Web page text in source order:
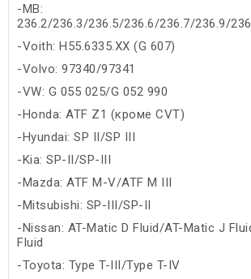
-MB:
236.2/236.3/236.5/236.6/236.7/236.9/
-Voith: H55.6335.XX (G 607)
-Volvo: 97340/97341
-VW: G 055 025/G 052 990
-Honda: ATF Z1 (кроме CVT)
-Hyundai: SP II/SP III
-Kia: SP-II/SP-III
-Mazda: ATF M-V/ATF M III
-Mitsubishi: SP-III/SP-II
-Nissan: AT-Matic D Fluid/AT-Matic J
Fluid
-Toyota: Type T-III/Type T-IV